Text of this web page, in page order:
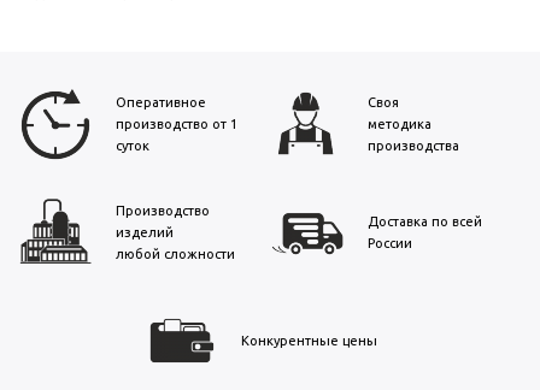
Оперативное
производство от 1
суток
Своя
методика
производства
Производство
изделий
любой сложности
Доставка по всей
России
Конкурентные цены